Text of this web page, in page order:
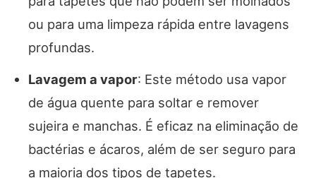
ou para uma limpeza rápida entre lavagens
profundas.
Lavagem a vapor: Este método usa vapor
de água quente para soltar e remover
sujeira e manchas. É eficaz na eliminação de
bactérias e ácaros, além de ser seguro para
a maioria dos tipos de tapetes.